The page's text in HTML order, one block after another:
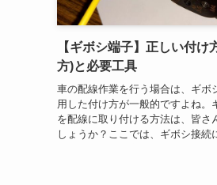
【ギボシ端子】正しい付け
方)と必要工具
車の配線作業を行う場合は、ギボ
用した付け方が一般的ですよね。
を配線に取り付ける方法は、皆さ
しょうか？ここでは、ギボシ接続